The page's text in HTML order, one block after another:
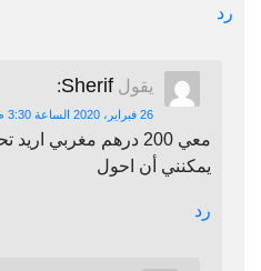
رد
يقول Sherif
:
26 فبراير، 2020 الساعة 3:30 م
معي 200 درهم مغربي
يمكنني أن احول
رد